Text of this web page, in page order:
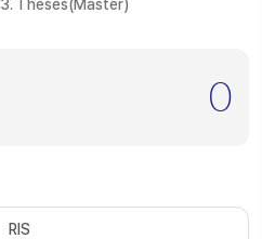
3. Theses(Master)
0
RIS